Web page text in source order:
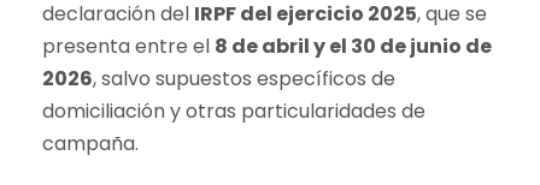
declaración del IRPF del ejercicio 2025, que se
presenta entre el 8 de abril y el 30 de junio de
2026, salvo supuestos específicos de
domiciliación y otras particularidades de
campaña.